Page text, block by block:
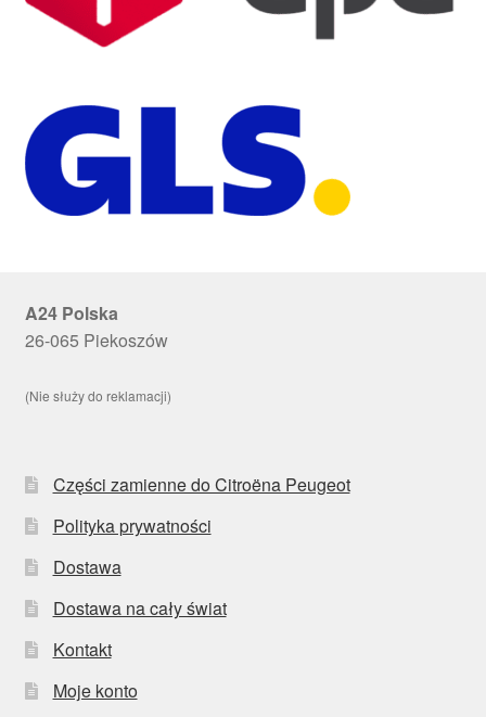
A24 Polska
26-065 Piekoszów
(Nie służy do reklamacji)
Części zamienne do Citroëna Peugeot
Polityka prywatności
Dostawa
Dostawa na cały świat
Kontakt
Moje konto